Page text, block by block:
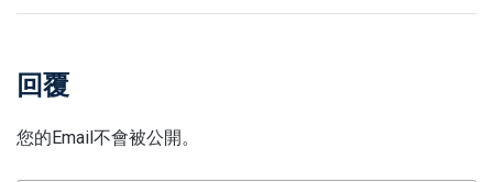
回覆
您的Email不會被公開。